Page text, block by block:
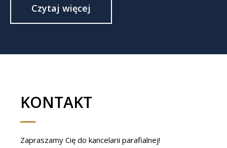
Czytaj więcej
KONTAKT
Zapraszamy Cię do kancelarii parafialnej!